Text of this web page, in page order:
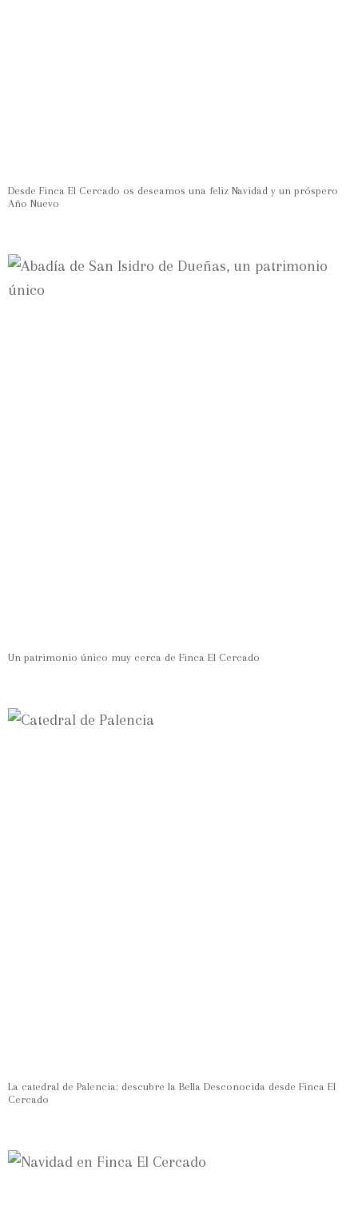
Desde Finca El Cercado os deseamos una feliz Navidad y un próspero
Año Nuevo
Un patrimonio único muy cerca de Finca El Cercado
La catedral de Palencia: descubre la Bella Desconocida desde Finca El
Cercado